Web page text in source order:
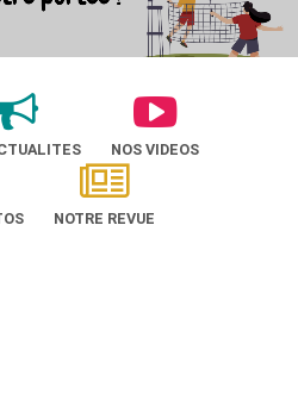
NOS VIDEOS
NOTRE REVUE